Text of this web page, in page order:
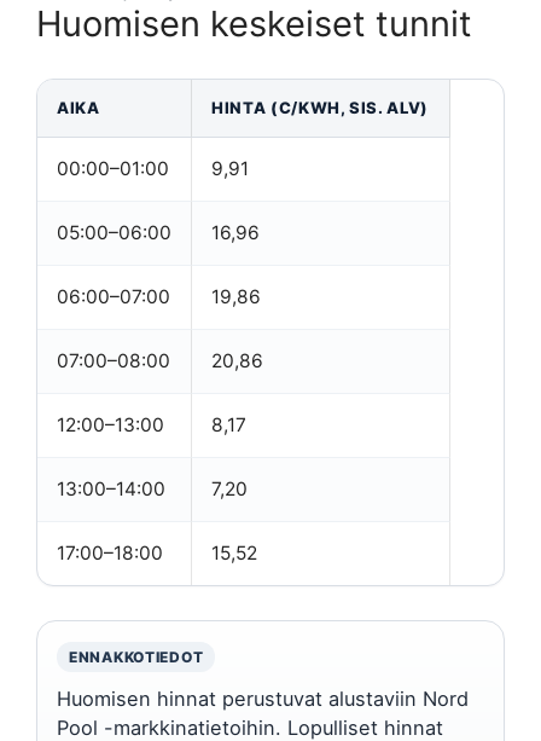
Huomisen keskeiset tunnit
AIKA HINTA (C/KWH, SIS. ALV)
00:00–01:00 9,91
05:00–06:00 16,96
06:00–07:00 19,86
07:00–08:00 20,86
12:00–13:00 8,17
13:00–14:00 7,20
17:00–18:00 15,52
ENNAKKOTIEDOT
Huomisen hinnat perustuvat alustaviin Nord
Pool -markkinatietoihin. Lopulliset hinnat